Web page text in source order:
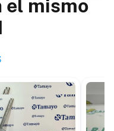
el mismo